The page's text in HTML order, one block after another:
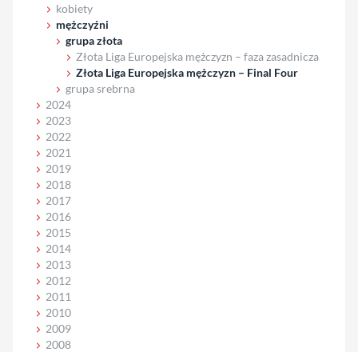
kobiety
mężczyźni
grupa złota
Złota Liga Europejska mężczyzn – faza zasadnicza
Złota Liga Europejska mężczyzn – Final Four
grupa srebrna
2024
2023
2022
2021
2019
2018
2017
2016
2015
2014
2013
2012
2011
2010
2009
2008